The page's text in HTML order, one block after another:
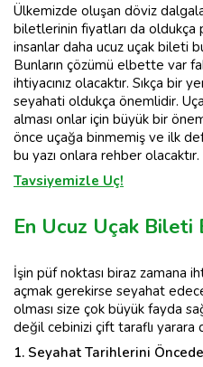
Ülkemizde oluşan döviz
biletlerinin fiyatları da oldukça
insanlar daha ucuz uçak bileti
Bunların çözümü elbette var
ihtiyacınız olacaktır. Sıkça bir
seyahati oldukça önemlidir.
alması onlar için büyük bir
önce uçağa binmemiş ve ilk
bu yazı onlara rehber olacaktır.
Tavsiyemizle Uç!
En Ucuz Uçak
İşin püf noktası biraz zamana
açmak gerekirse seyahat
olması size çok büyük fayda
değil cebinizi çift taraflı yarara
1. Seyahat Tarihlerini